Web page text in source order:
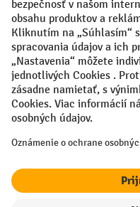
Faktúra
Sociálne siete
Facebook
YouTube
LinkedIn
Nastavenia ochrany
All prices excl. VAT plus
if not stated otherwise.